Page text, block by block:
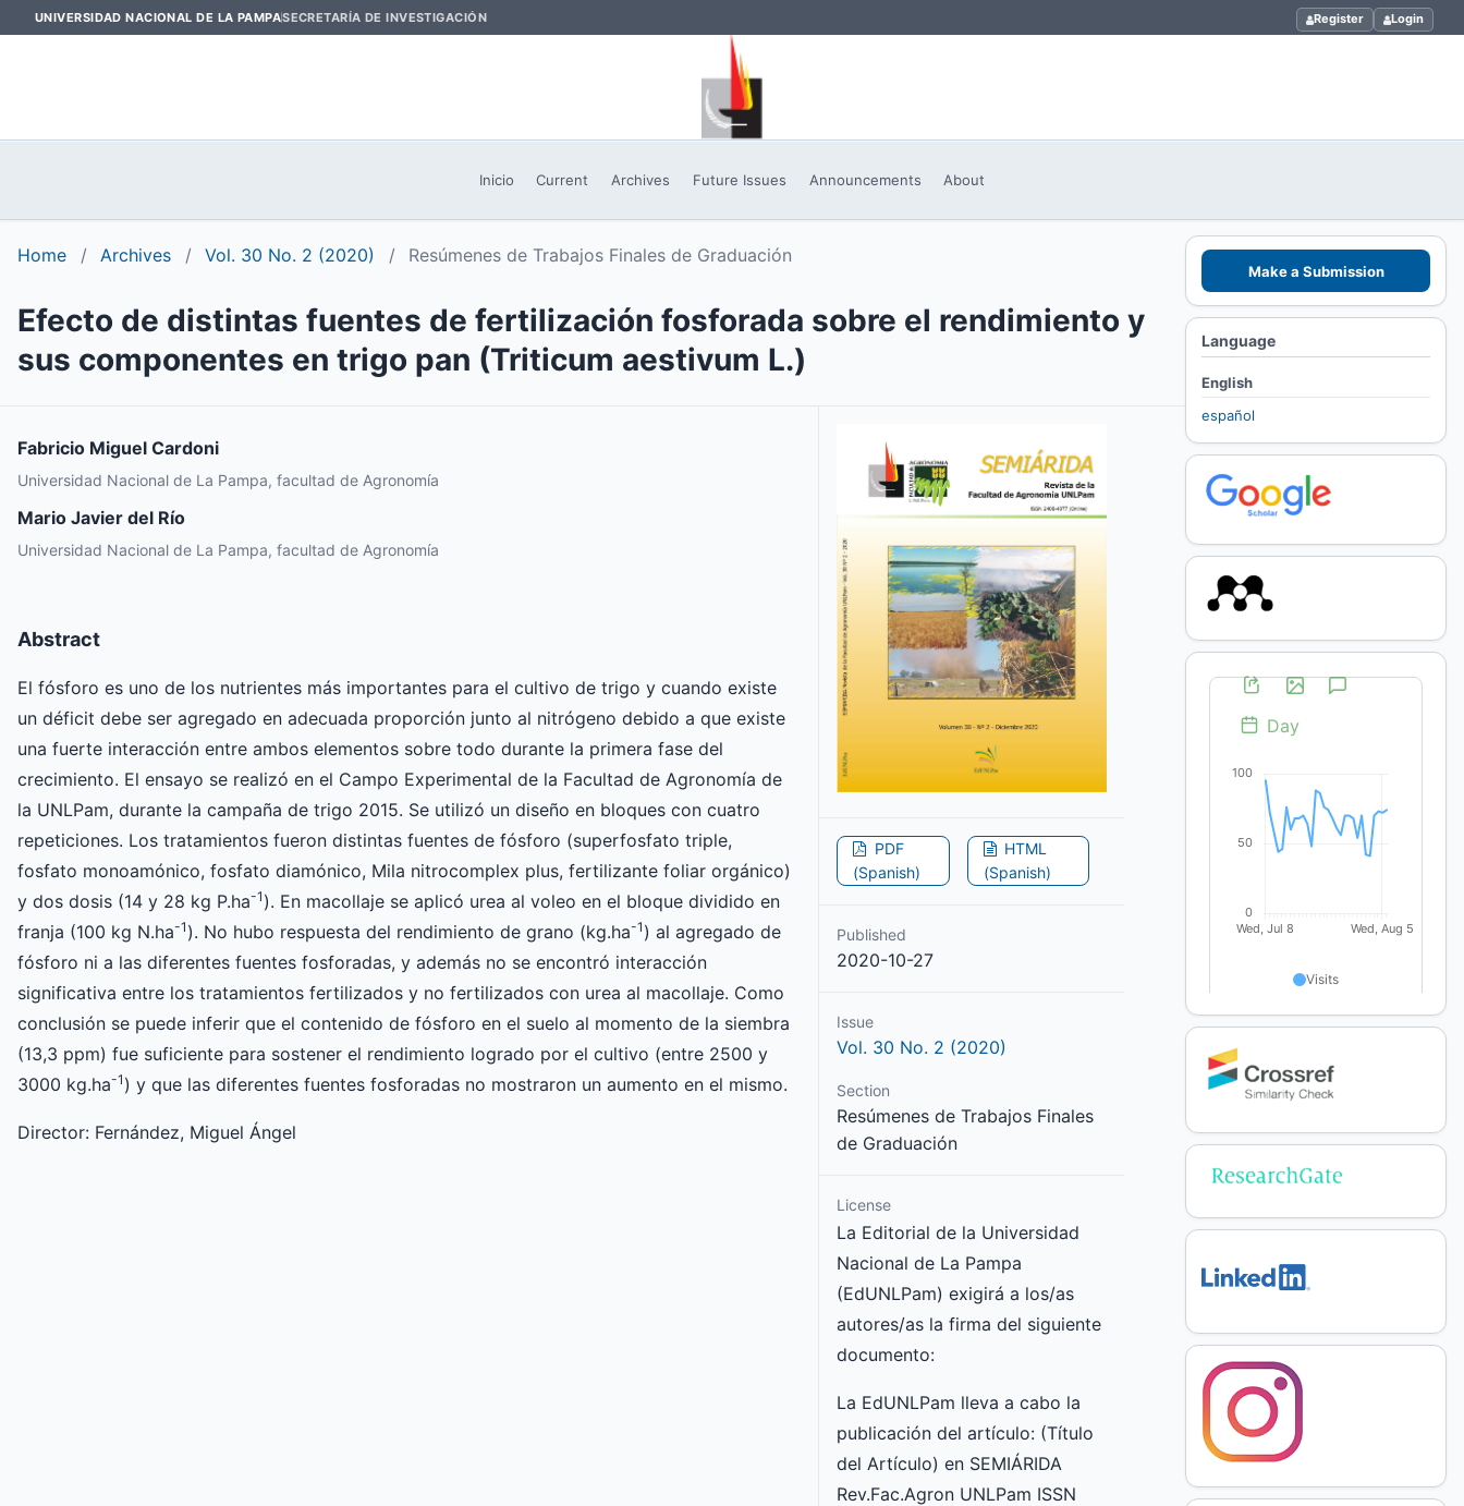
UNIVERSIDAD NACIONAL DE LA PAMPASECRETARÍA DE INVESTIGACIÓN Register Login
Inicio Current Archives Future Issues Announcements About
Home / Archives / Vol. 30 No. 2 (2020) / Resúmenes de Trabajos Finales de Graduación
Efecto de distintas fuentes de fertilización fosforada sobre el rendimiento y
sus componentes en trigo pan (Triticum aestivum L.)
Fabricio Miguel Cardoni
Universidad Nacional de La Pampa, facultad de Agronomía
Mario Javier del Río
Universidad Nacional de La Pampa, facultad de Agronomía
Abstract
El fósforo es uno de los nutrientes más importantes para el cultivo de trigo y cuando existe
un déficit debe ser agregado en adecuada proporción junto al nitrógeno debido a que existe
una fuerte interacción entre ambos elementos sobre todo durante la primera fase del
crecimiento. El ensayo se realizó en el Campo Experimental de la Facultad de Agronomía de
la UNLPam, durante la campaña de trigo 2015. Se utilizó un diseño en bloques con cuatro
repeticiones. Los tratamientos fueron distintas fuentes de fósforo (superfosfato triple,
fosfato monoamónico, fosfato diamónico, Mila nitrocomplex plus, fertilizante foliar orgánico)
y dos dosis (14 y 28 kg P.ha-1 ). En macollaje se aplicó urea al voleo en el bloque dividido en
franja (100 kg N.ha-1 ). No hubo respuesta del rendimiento de grano (kg.ha-1 ) al agregado de
fósforo ni a las diferentes fuentes fosforadas, y además no se encontró interacción
significativa entre los tratamientos fertilizados y no fertilizados con urea al macollaje. Como
conclusión se puede inferir que el contenido de fósforo en el suelo al momento de la siembra
(13,3 ppm) fue suficiente para sostener el rendimiento logrado por el cultivo (entre 2500 y
3000 kg.ha-1 ) y que las diferentes fuentes fosforadas no mostraron un aumento en el mismo.
Director: Fernández, Miguel Ángel
PDF
(Spanish)
HTML
(Spanish)
Published
2020-10-27
Issue
Vol. 30 No. 2 (2020)
Section
Resúmenes de Trabajos Finales
de Graduación
License
La Editorial de la Universidad
Nacional de La Pampa
(EdUNLPam) exigirá a los/as
autores/as la firma del siguiente
documento:
La EdUNLPam lleva a cabo la
publicación del artículo: (Título
del Artículo) en SEMIÁRIDA
Rev.Fac.Agron UNLPam ISSN
Make a Submission
Language
English
español